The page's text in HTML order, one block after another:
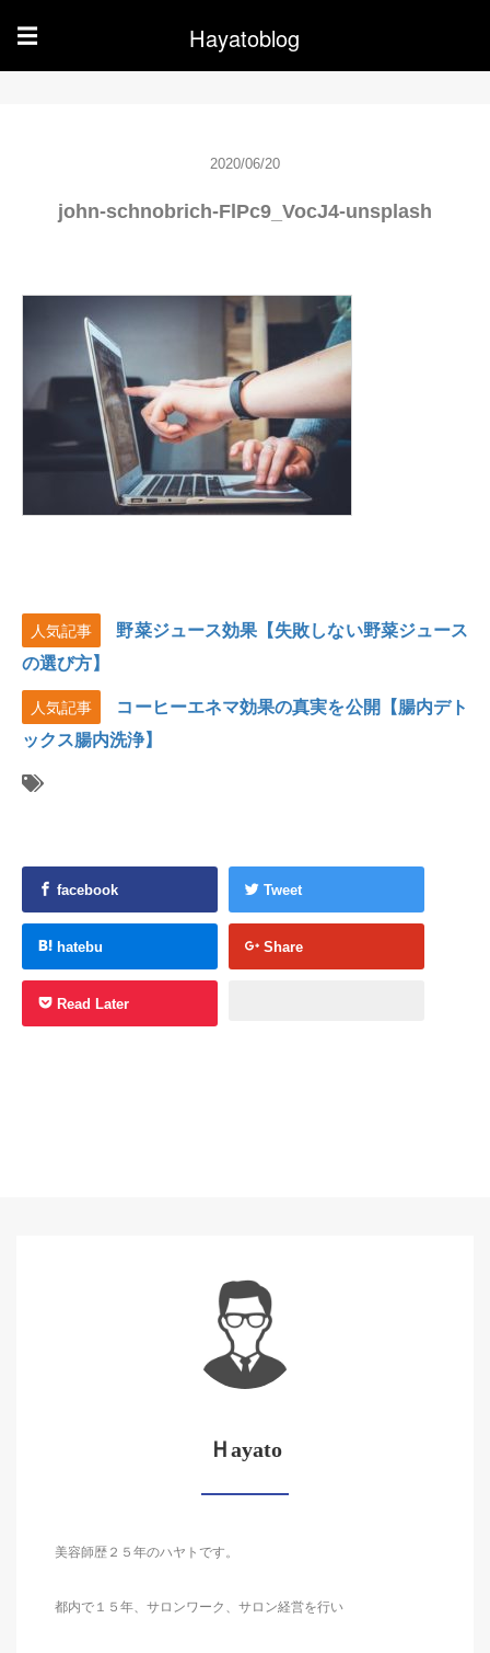
☰ Hayatoblog
2020/06/20
john-schnobrich-FlPc9_VocJ4-unsplash
人気記事
野菜ジュース効果【失敗しない野菜ジュース
の選び方】
人気記事
コーヒーエネマ効果の真実を公開【腸内デト
ックス腸内洗浄】
facebook Tweet
hatebu Share
Read Later
Ｈayato
美容師歴２５年のハヤトです。
都内で１５年、サロンワーク、サロン経営を行い